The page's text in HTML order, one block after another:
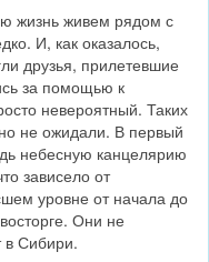
жизнь живем рядом с
И, как оказалось,
друзья, прилетевшие
за помощью к
невероятный. Таких
не ожидали. В первый
небесную канцелярию
зависело от
уровне от начала до
Они не
в Сибири.